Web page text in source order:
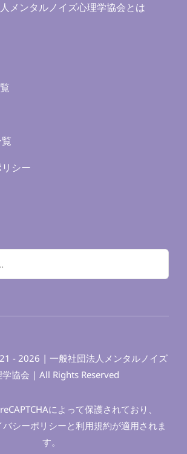
メンタルノイズ心理学協会とは
シー
- 2026 | 一般社団法人メンタルノイズ
学協会 | All Rights Reserved
によって保護されており、
バシーポリシーと利用規約が適用されま
す。